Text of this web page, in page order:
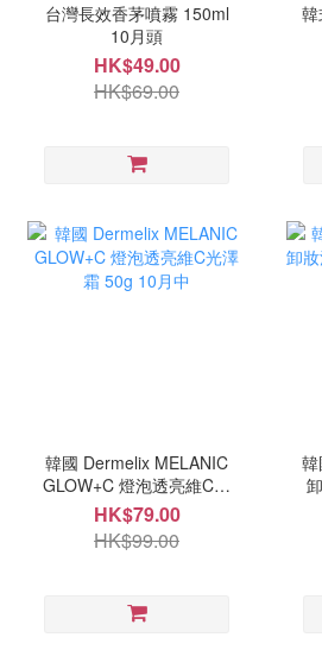
台灣長效香茅噴霧 150ml
10月頭
HK$49.00
HK$69.00
韓國 Dermelix MELANIC
GLOW+C 燈泡透亮維C光
澤霜 50g 10月中
HK$79.00
HK$99.00